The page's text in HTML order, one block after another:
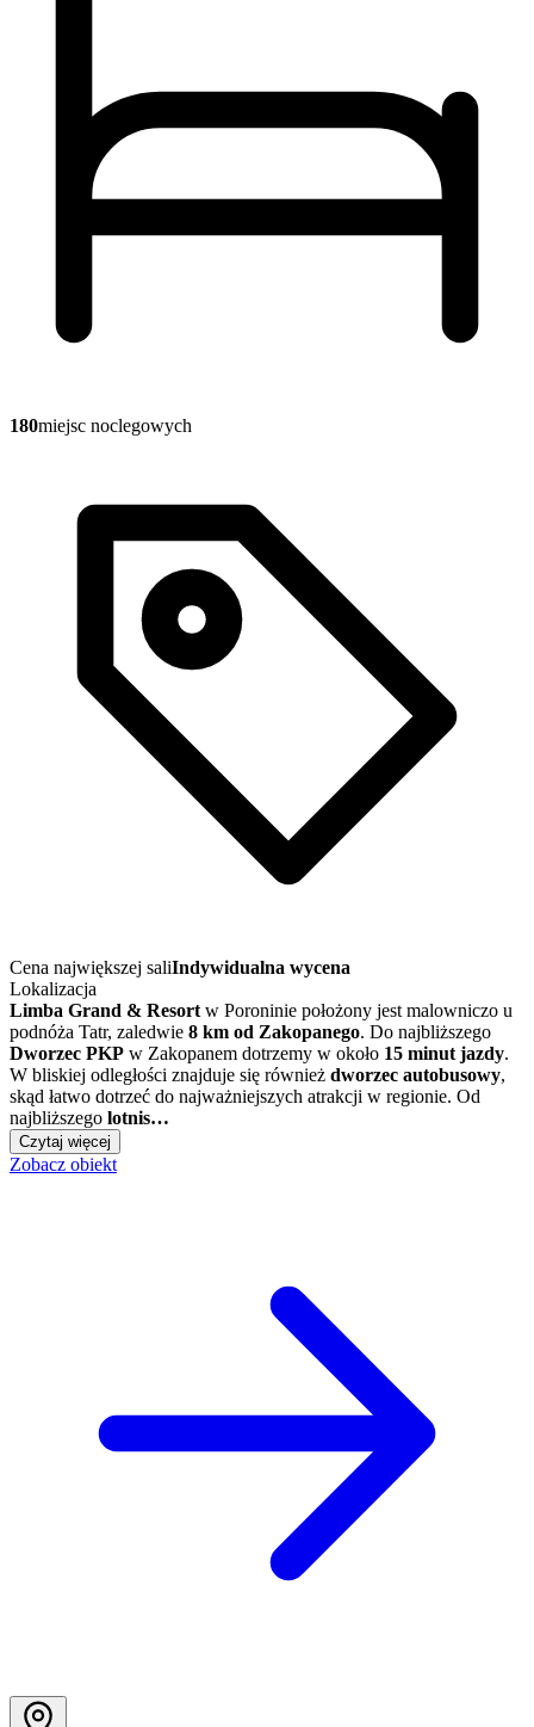
180miejsc noclegowych
Cena największej saliIndywidualna wycena
Lokalizacja
Limba Grand & Resort w Poroninie położony jest malowniczo u
podnóża Tatr, zaledwie 8 km od Zakopanego. Do najbliższego
Dworzec PKP w Zakopanem dotrzemy w około 15 minut jazdy.
W bliskiej odległości znajduje się również dworzec autobusowy,
skąd łatwo dotrzeć do najważniejszych atrakcji w regionie. Od
najbliższego lotnis…
Czytaj więcej
Zobacz obiekt